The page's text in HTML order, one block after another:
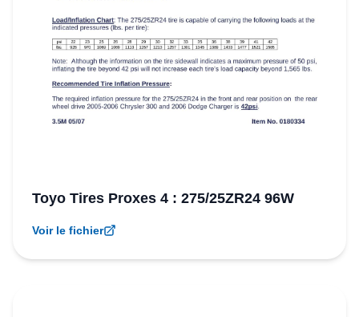
Toyo Tires Proxes 4 : 275/25ZR24 96W
Voir le fichier